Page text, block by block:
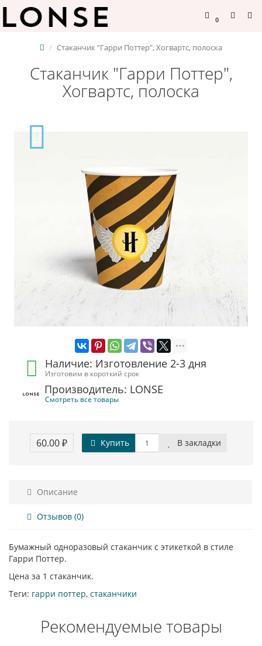
0
Стаканчик "Гарри Поттер", Хогвартс, полоска
Стаканчик "Гарри Поттер",
Хогвартс, полоска
Наличие: Изготовление 2-3 дня
Изготовим в короткий срок
Производитель: LONSE
Смотреть все товары
60.00 ₽ Купить В закладки
Описание
Отзывов (0)
Бумажный одноразовый стаканчик с этикеткой в стиле
Гарри Поттер.
Цена за 1 стаканчик.
Теги: гарри поттер, стаканчики
Рекомендуемые товары